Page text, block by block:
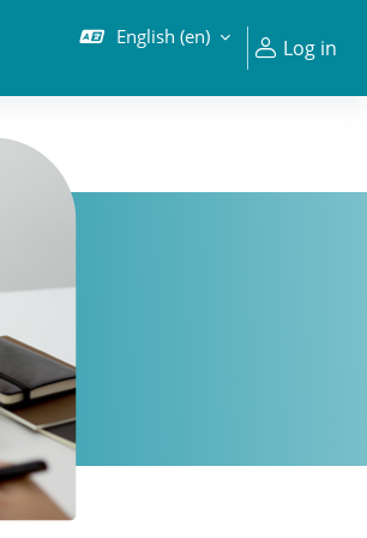
English ‎(en)‎ Log in